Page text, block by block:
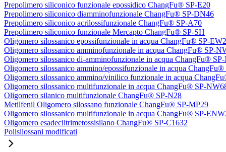
Prepolimero siliconico funzionale epossidico ChangFu® SP-E20
Prepolimero siliconico diamminofunzionale ChangFu® SP-DN46
Prepolimero siliconico acrilossifunzionale ChangFu® SP-A70
Prepolimero siliconico funzionale Mercapto ChangFu® SP-SH
Oligomero silossanico epossifunzionale in acqua ChangFu® SP-
Oligomero silossanico amminofunzionale in acqua ChangFu® SP-
Oligomero silossanico di-amminofunzionale in acqua ChangFu®
Oligomero silossanico ammino/epossifunzionale in acqua
Oligomero silossanico ammino/vinilico funzionale in acqua
Oligomero silossanico multifunzionale in acqua ChangFu® SP-
Oligomero silanico multifunzionale ChangFu® SP-N28
Metilfenil Oligomero silossano funzionale ChangFu® SP-MP29
Oligomero silossanico multifunzionale in acqua ChangFu® SP-
Oligomero esadeciltrimetossisilano ChangFu® SP-C1632
Polisilossani modificati